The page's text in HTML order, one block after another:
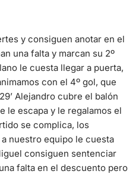
y consiguen anotar en el
una falta y marcan su 2º
le cuesta llegar a puerta,
con el 4º gol, que
Alejandro cubre el balón
le escapa y le regalamos el
se complica, los
nuestro equipo le cuesta
consiguen sentenciar
falta en el descuento pero